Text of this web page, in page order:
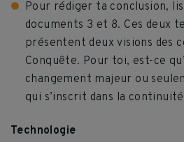
Pour rédiger ta conclusion,
documents 3 et 8. Ces deux
présentent deux visions des
Conquête. Pour toi, est-ce
changement majeur ou
qui s’inscrit dans la
Technologie